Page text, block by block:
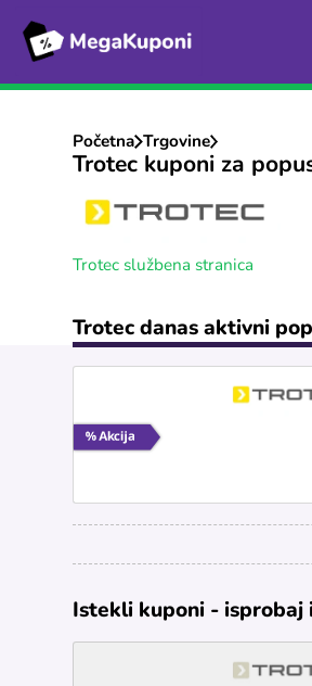
Početna Trgovine
Trotec kuponi za
Trotec službena stranica
Trotec danas aktivni
Istekli kuponi - isprobaj